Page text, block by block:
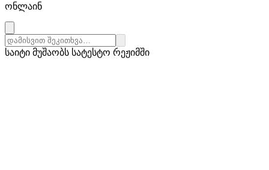
ონლაინ
საიტი მუშაობს სატესტო რეჟიმში